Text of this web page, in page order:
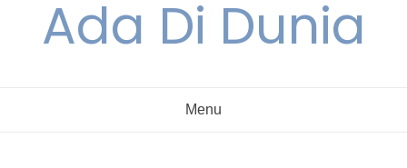
Ada Di Dunia
Menu